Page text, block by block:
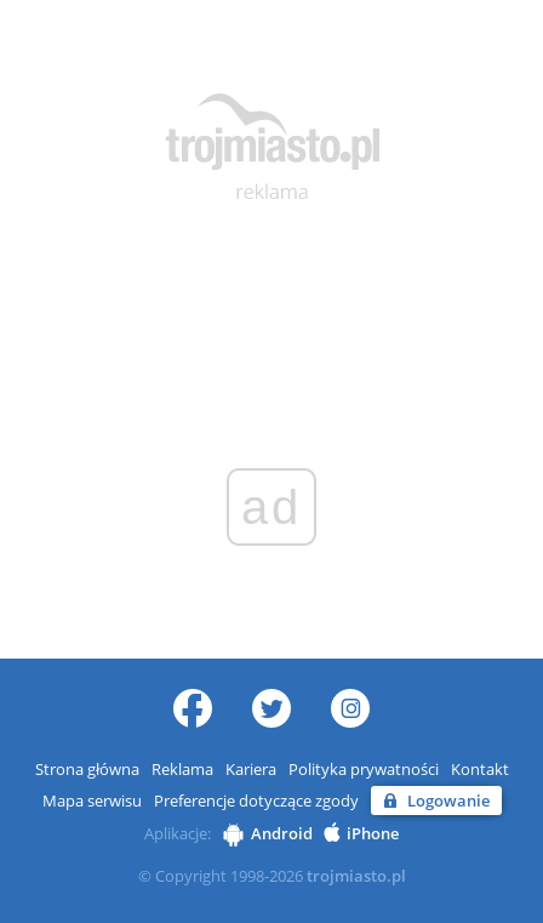
ad
Strona główna Reklama Kariera Polityka prywatności
Kontakt
Mapa serwisu
Preferencje dotyczące zgody
Logowanie
Aplikacje:
Android
iPhone
© Copyright 1998-2026trojmiasto.pl